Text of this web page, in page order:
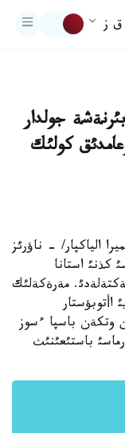
ق ز
بئرنةشة جولدار
كولئك
/گذلميرا الياكپار/ - ناؤرئز
وتئلةتئن ناؤرئزدئث 22-سئ كذنئ استانا
شةكتةلةدئ. مةرةكةلئك
اأتوبؤستار
وتكةن باسپا ءسوز
باستئعئنئث